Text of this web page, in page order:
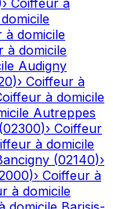
› Coiffeur à
à domicile
à domicile
Audigny
)› Coiffeur à
à domicile
Autreppes
(02300)› Coiffeur
à domicile
(02140)›
)› Coiffeur à
à domicile